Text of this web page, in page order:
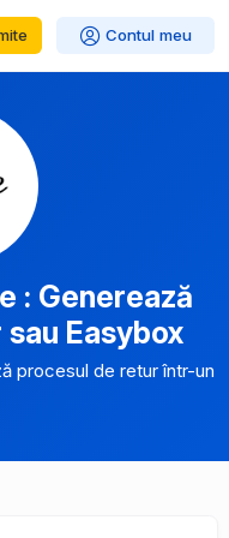
Contul meu
: Generează
Easybox
procesul de retur într-un